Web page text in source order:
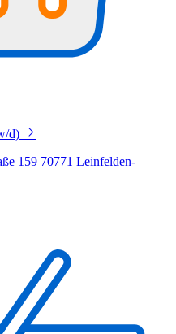
d)
159 70771 Leinfelden-